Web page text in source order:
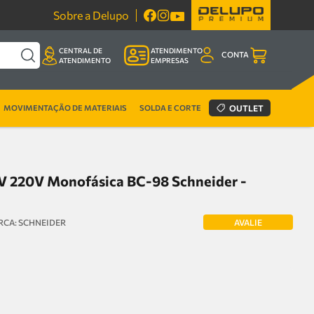
Sobre a Delupo
CENTRAL DE
ATENDIMENTO
ATENDIMENTO
EMPRESAS
CONTA
MOVIMENTAÇÃO DE MATERIAIS SOLDA E CORTE OUTLET
220V Monofásica BC-98 Schneider -
SCHNEIDER AVALIE